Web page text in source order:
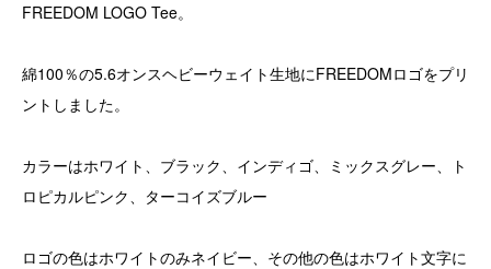
FREEDOM LOGO Tee。
綿100％の5.6オンスヘビーウェイト生地にFREEDOMロゴをプリ
ントしました。
カラーはホワイト、ブラック、インディゴ、ミックスグレー、ト
ロピカルピンク、ターコイズブルー
ロゴの色はホワイトのみネイビー、その他の色はホワイト文字に